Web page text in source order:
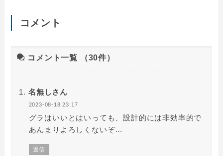
コメント
コメント一覧 （30件）
名無しさん
2023-08-18 23:17
グラはいいとはいっても、設計的には非効率的で
あんまりよろしくないぞ…
返信